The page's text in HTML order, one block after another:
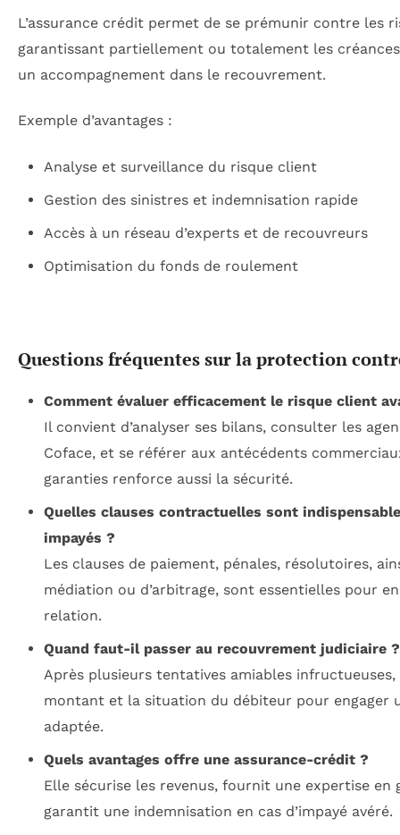
L’assurance crédit permet de se prémunir contre les
garantissant partiellement ou totalement les
un accompagnement dans le recouvrement.
Exemple d’avantages :
Analyse et surveillance du risque client
Gestion des sinistres et indemnisation rapide
Accès à un réseau d’experts et de recouvreurs
Optimisation du fonds de roulement
Choisissez un secteur d’activité :
Questions fréquentes sur la protection
Comment évaluer efficacement le risque client
Il convient d’analyser ses bilans, consulter les
Coface, et se référer aux antécédents
garanties renforce aussi la sécurité.
Quelles clauses contractuelles sont
impayés ?
Les clauses de paiement, pénales, résolutoires,
médiation ou d’arbitrage, sont essentielles pour
relation.
Quand faut-il passer au recouvrement judiciaire ?
Après plusieurs tentatives amiables
montant et la situation du débiteur pour engager
adaptée.
Quels avantages offre une assurance-crédit ?
Elle sécurise les revenus, fournit une expertise en
garantit une indemnisation en cas d’impayé avéré.